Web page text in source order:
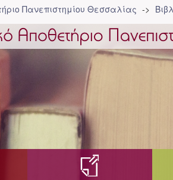
Πανεπιστημίου Θεσσαλίας